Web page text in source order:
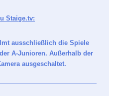
Staige.tv:
ausschließlich die Spiele
A-Junioren. Außerhalb der
ausgeschaltet.